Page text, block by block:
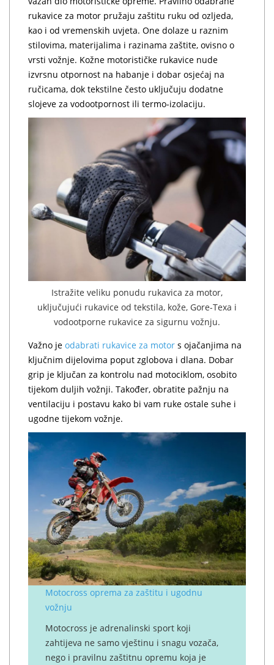
rukavice za motor pružaju zaštitu ruku od ozljeda,
kao i od vremenskih uvjeta. One dolaze u raznim
stilovima, materijalima i razinama zaštite, ovisno o
vrsti vožnje. Kožne motorističke rukavice nude
izvrsnu otpornost na habanje i dobar osjećaj na
ručicama, dok tekstilne često uključuju dodatne
slojeve za vodootpornost ili termo-izolaciju.
Istražite veliku ponudu rukavica za motor,
uključujući rukavice od tekstila, kože, Gore-Texa i
vodootporne rukavice za sigurnu vožnju.
Važno je odabrati rukavice za motor s ojačanjima na
ključnim dijelovima poput zglobova i dlana. Dobar
grip je ključan za kontrolu nad motociklom, osobito
tijekom duljih vožnji. Također, obratite pažnju na
ventilaciju i postavu kako bi vam ruke ostale suhe i
ugodne tijekom vožnje.
Motocross oprema za zaštitu i ugodnu
vožnju
Motocross je adrenalinski sport koji
zahtijeva ne samo vještinu i snagu vozača,
nego i pravilnu zaštitnu opremu koja je